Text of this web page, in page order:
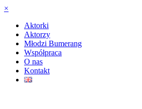
×
Aktorki
Aktorzy
Młodzi Bumerang
Współpraca
O nas
Kontakt